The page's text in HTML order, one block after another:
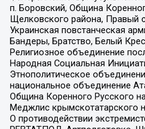
п. Боровский, Община
Щелковского района, Правый
Украинская повстанческая
Бандеры, Братство, Белый
Религиозное объединение
Народная Социальная
Этнополитическое
национальное объединение
Община Коренного Русского
Меджлис крымскотатарского
О противодействии